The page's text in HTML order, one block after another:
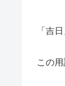
「吉
この